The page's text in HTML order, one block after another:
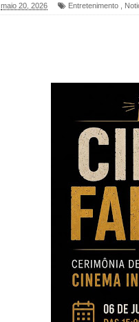
maio 20, 2026 Entretenimento